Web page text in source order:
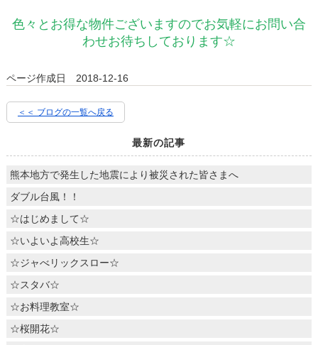
色々とお得な物件ございますのでお気軽にお問い合
わせお待ちしております☆
ページ作成日 2018-12-16
＜＜ ブログの一覧へ戻る
最新の記事
熊本地方で発生した地震により被災された皆さまへ
ダブル台風！！
☆はじめまして☆
☆いよいよ高校生☆
☆ジャべリックスロー☆
☆スタバ☆
☆お料理教室☆
☆桜開花☆